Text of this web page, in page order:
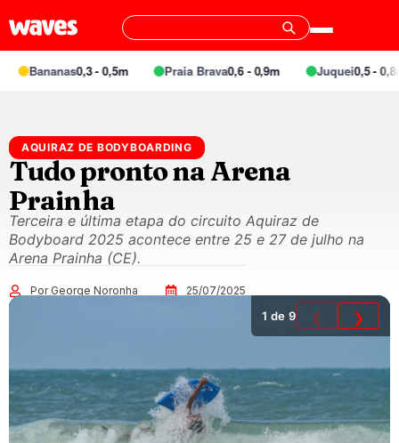
Bananas0,3 - 0,5m Praia Brava0,6 - 0,9m Juquei0,5 - 0,8m
AQUIRAZ DE BODYBOARDING
Tudo pronto na Arena
Prainha
Terceira e última etapa do circuito Aquiraz de
Bodyboard 2025 acontece entre 25 e 27 de julho na
Arena Prainha (CE).
Por George Noronha 25/07/2025
1 de 9 ❮ ❯